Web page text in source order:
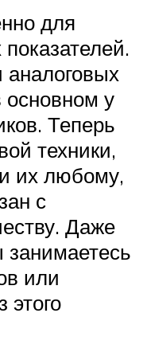
для
аналоговых
у
Теперь
техники,
их любому,
с
Даже
или
этого